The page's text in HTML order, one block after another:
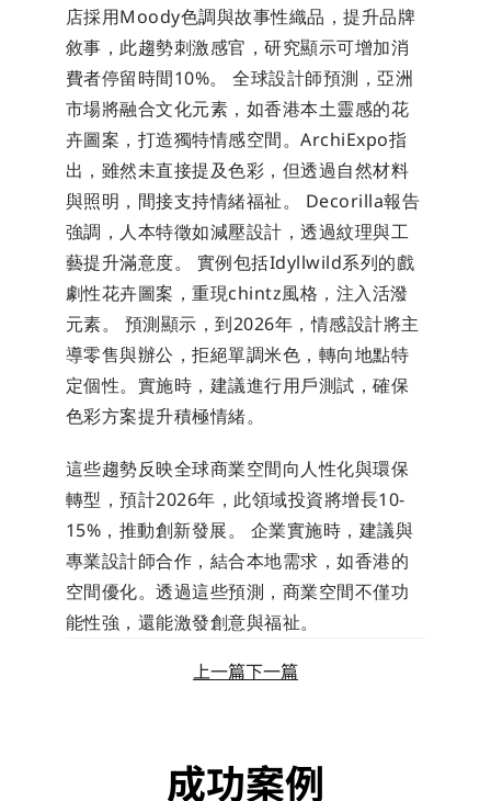
店採用Moody色調與故事性織品，提升品牌
敘事，此趨勢刺激感官，研究顯示可增加消
費者停留時間10%。 全球設計師預測，亞洲
市場將融合文化元素，如香港本土靈感的花
卉圖案，打造獨特情感空間。ArchiExpo指
出，雖然未直接提及色彩，但透過自然材料
與照明，間接支持情緒福祉。 Decorilla報告
強調，人本特徵如減壓設計，透過紋理與工
藝提升滿意度。 實例包括Idyllwild系列的戲
劇性花卉圖案，重現chintz風格，注入活潑
元素。 預測顯示，到2026年，情感設計將主
導零售與辦公，拒絕單調米色，轉向地點特
定個性。實施時，建議進行用戶測試，確保
色彩方案提升積極情緒。
這些趨勢反映全球商業空間向人性化與環保
轉型，預計2026年，此領域投資將增長10-
15%，推動創新發展。 企業實施時，建議與
專業設計師合作，結合本地需求，如香港的
空間優化。透過這些預測，商業空間不僅功
能性強，還能激發創意與福祉。
上一篇下一篇
成功案例